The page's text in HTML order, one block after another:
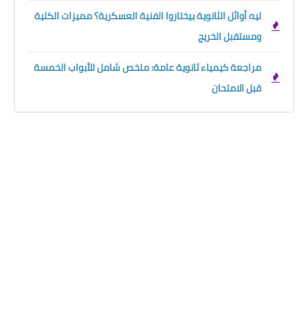
ليه أوائل الثانوية بيختاروا الفنية العسكرية؟ مميزات الكلية
ومستقبل الخريج
مراجعة كيمياء ثانوية عامة: ملخص شامل للأبواب الخمسة
قبل الامتحان